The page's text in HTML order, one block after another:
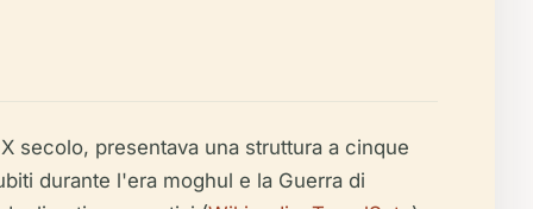
secolo, presentava una struttura a cinque
durante l'era moghul e la Guerra di